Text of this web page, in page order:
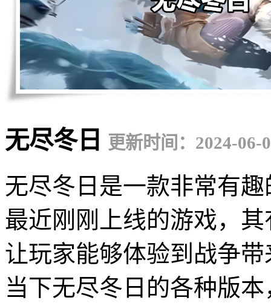
无尽冬日 更新时间：2024-06-
无尽冬日是一款非常有
最近刚刚上线的游戏，
让玩家能够体验到战争
当下无尽冬日的各种版